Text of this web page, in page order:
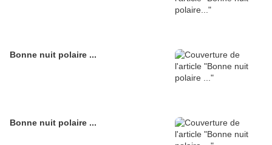
Bonne nuit polaire ...
Bonne nuit polaire ...